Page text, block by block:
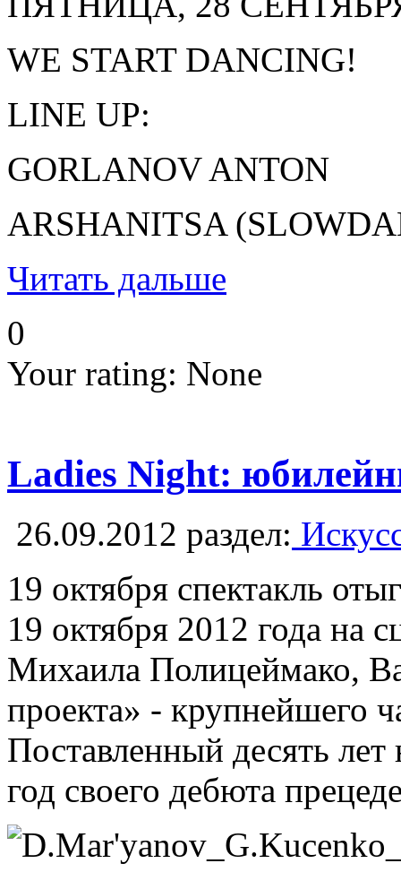
WE START DANCING!
LINE UP:
GORLANOV ANTON
ARSHANITSA
Читать дальше
0
Your rating: None
Ladies Night:
26.09.2012 раздел:
19 октября спектакль
19 октября 2012 года на
Михаила Полицеймако,
проекта» - крупнейшего
Поставленный десять
год своего дебюта